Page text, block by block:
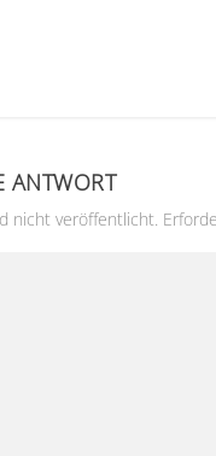
ANTWORT
nicht veröffentlicht.